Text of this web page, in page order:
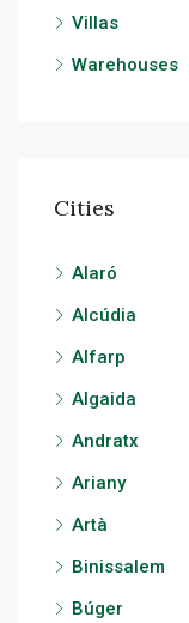
Villas
Warehouses
Cities
Alaró
Alcúdia
Alfarp
Algaida
Andratx
Ariany
Artà
Binissalem
Búger